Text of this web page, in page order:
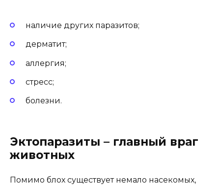
наличие других паразитов;
дерматит;
аллергия;
стресс;
болезни.
Эктопаразиты – главный враг
животных
Помимо блох существует немало насекомых,